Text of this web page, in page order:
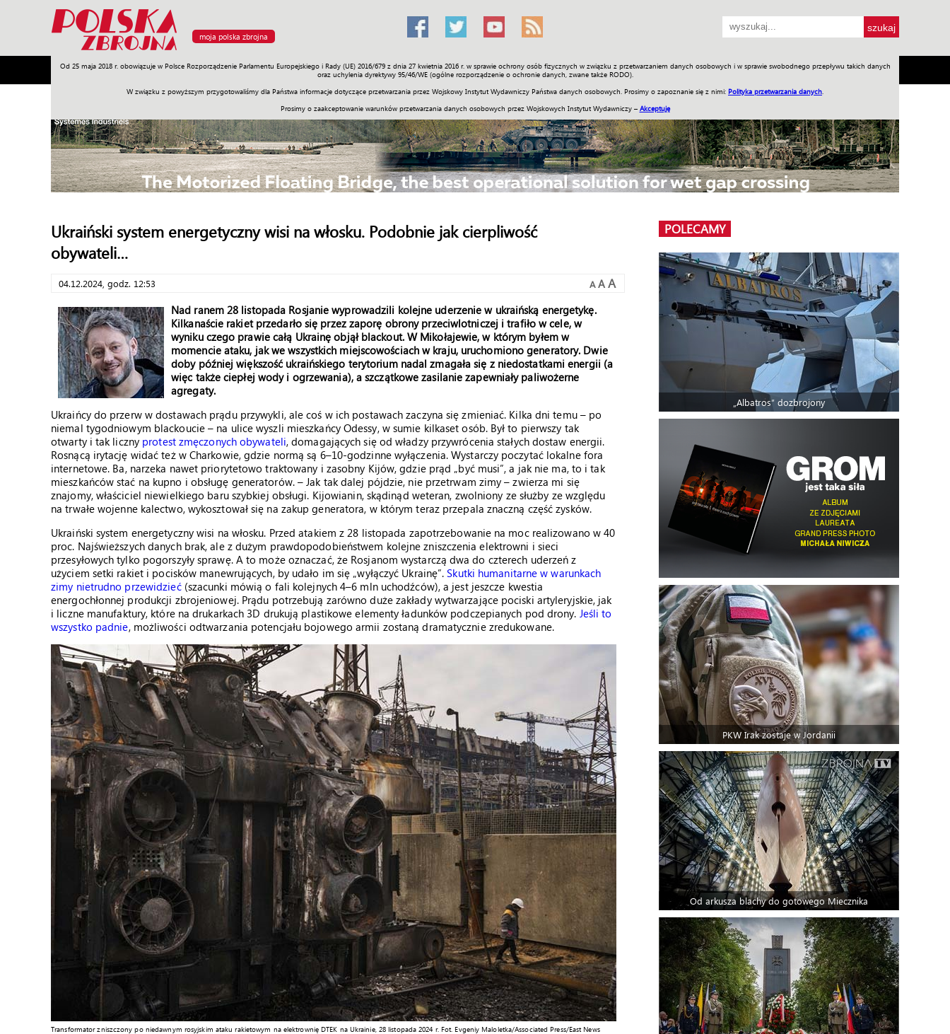
moja polska zbrojna
Od 25 maja 2018 r. obowiązuje w Polsce Rozporządzenie Parlamentu Europejskiego i Rady (UE) 2016/679 z dnia 27 kwietnia 2016 r. w sprawie ochrony osób fizycznych w związku z przetwarzaniem danych osobowych i w sprawie swobodnego przepływu takich danych
oraz uchylenia dyrektywy 95/46/WE (ogólne rozporządzenie o ochronie danych, zwane także RODO).
W związku z powyższym przygotowaliśmy dla Państwa informacje dotyczące przetwarzania przez Wojskowy Instytut Wydawniczy Państwa danych osobowych. Prosimy o zapoznanie się z nimi: Polityka przetwarzania danych
Prosimy o zaakceptowanie warunków przetwarzania danych osobowych przez Wojskowych Instytut Wydawniczy – Akceptuję
Armia Poligon Sprzęt Misje Polityka Prawo Świat Społeczność Sport Historia Galerie Wideo ENGLISH SKLEP Jednodniówki Praca w WIW
Ukraiński system energetyczny wisi na włosku. Podobnie jak cierpliwość
obywateli…
04.12.2024, godz. 12:53 A A A
Nad ranem 28 listopada Rosjanie wyprowadzili kolejne uderzenie w ukraińską energetykę.
Kilkanaście rakiet przedarło się przez zaporę obrony przeciwlotniczej i trafiło w cele, w
wyniku czego prawie całą Ukrainę objął blackout. W Mikołajewie, w którym byłem w
momencie ataku, jak we wszystkich miejscowościach w kraju, uruchomiono generatory. Dwie
doby później większość ukraińskiego terytorium nadal zmagała się z niedostatkami energii (a
więc także ciepłej wody i ogrzewania), a szczątkowe zasilanie zapewniały paliwożerne
agregaty.
Ukraińcy do przerw w dostawach prądu przywykli, ale coś w ich postawach zaczyna się zmieniać. Kilka dni temu – po
niemal tygodniowym blackoucie – na ulice wyszli mieszkańcy Odessy, w sumie kilkaset osób. Był to pierwszy tak
otwarty i tak liczny protest zmęczonych obywateli, domagających się od władzy przywrócenia stałych dostaw energii.
Rosnącą irytację widać też w Charkowie, gdzie normą są 6–10-godzinne wyłączenia. Wystarczy poczytać lokalne fora
internetowe. Ba, narzeka nawet priorytetowo traktowany i zasobny Kijów, gdzie prąd „być musi”, a jak nie ma, to i tak
mieszkańców stać na kupno i obsługę generatorów. – Jak tak dalej pójdzie, nie przetrwam zimy – zwierza mi się
znajomy, właściciel niewielkiego baru szybkiej obsługi. Kijowianin, skądinąd weteran, zwolniony ze służby ze względu
na trwałe wojenne kalectwo, wykosztował się na zakup generatora, w którym teraz przepala znaczną część zysków.
Ukraiński system energetyczny wisi na włosku. Przed atakiem z 28 listopada zapotrzebowanie na moc realizowano w 40
proc. Najświeższych danych brak, ale z dużym prawdopodobieństwem kolejne zniszczenia elektrowni i sieci
przesyłowych tylko pogorszyły sprawę. A to może oznaczać, że Rosjanom wystarczą dwa do czterech uderzeń z
użyciem setki rakiet i pocisków manewrujących, by udało im się „wyłączyć Ukrainę”.Skutki humanitarne w warunkach
zimy nietrudno przewidzieć(szacunki mówią o fali kolejnych 4–6 mln uchodźców), a jest jeszcze kwestia
energochłonnej produkcji zbrojeniowej. Prądu potrzebują zarówno duże zakłady wytwarzające pociski artyleryjskie, jak
i liczne manufaktury, które na drukarkach 3D drukują plastikowe elementy ładunków podczepianych pod drony. Jeśli to
wszystko padnie, możliwości odtwarzania potencjału bojowego armii zostaną dramatycznie zredukowane.
Transformator zniszczony po niedawnym rosyjskim ataku rakietowym na elektrownię DTEK na Ukrainie, 28 listopada 2024 r. Fot. Evgeniy Maloletka/Associated Press/East News
POLECAMY
„Albatros” dozbrojony
PKW Irak zostaje w Jordanii
Od arkusza blachy do gotowego Miecznika